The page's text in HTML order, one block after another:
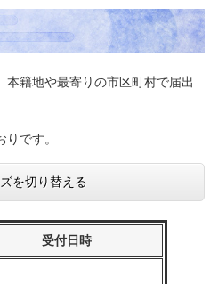
本籍地や最寄りの市区町村で届出
です。
を切り替える
受付日時